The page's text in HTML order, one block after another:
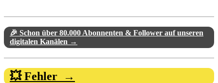
🎉 Schon über 80.000 Abonnenten & Follower auf unseren
digitalen Kanälen →
💥 Fehler →